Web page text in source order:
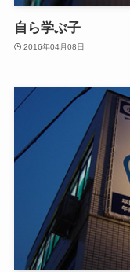
自ら学ぶ子
2016年04月08日